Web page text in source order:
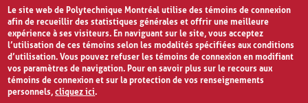
Le site web de Polytechnique Montréal utilise des témoins de connexion
afin de recueillir des statistiques générales et offrir une meilleure
expérience à ses visiteurs. En naviguant sur le site, vous acceptez
l’utilisation de ces témoins selon les modalités spécifiées aux conditions
d’utilisation. Vous pouvez refuser les témoins de connexion en modifiant
vos paramètres de navigation. Pour en savoir plus sur le recours aux
témoins de connexion et sur la protection de vos renseignements
personnels,cliquez ici.